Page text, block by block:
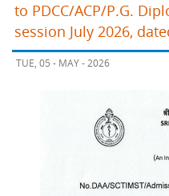
to PDCC/ACP/P.G.
session July 2026,
TUE, 05 - MAY - 2026